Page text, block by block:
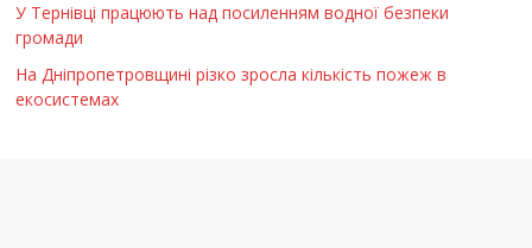
У Тернівці працюють над посиленням водної безпеки
громади
На Дніпропетровщині різко зросла кількість пожеж в
екосистемах